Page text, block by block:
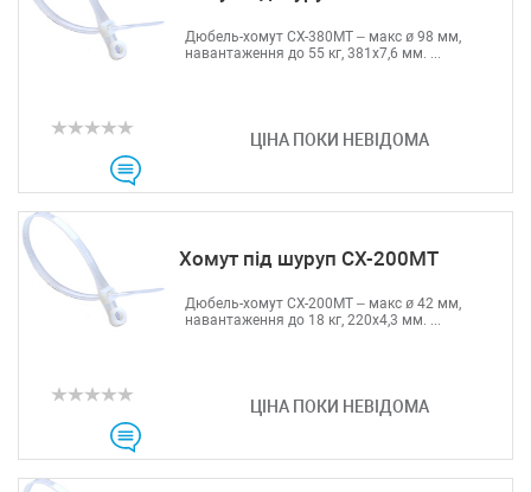
ЦІНА ПОКИ НЕВІДОМА
Дюбель-хомут CX-380МТ – макс ø 98 мм,
навантаження до 55 кг, 381х7,6 мм. ...
Хомут під шуруп CX-200МТ
ЦІНА ПОКИ НЕВІДОМА
Дюбель-хомут CX-200МТ – макс ø 42 мм,
навантаження до 18 кг, 220х4,3 мм. ...